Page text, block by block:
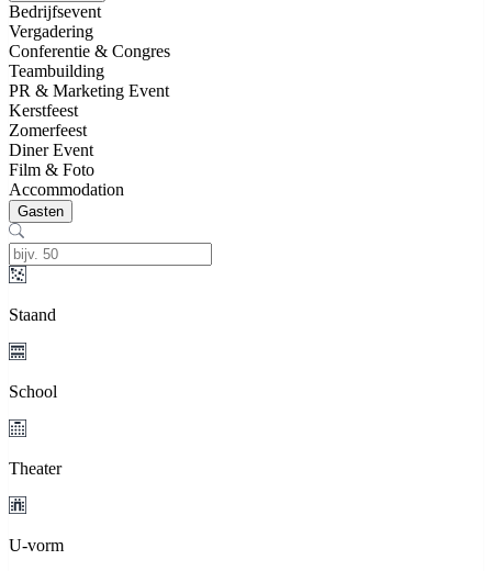
Bedrijfsevent
Vergadering
Conferentie & Congres
Teambuilding
PR & Marketing Event
Kerstfeest
Zomerfeest
Diner Event
Film & Foto
Accommodation
Gasten
Staand
School
Theater
U-vorm